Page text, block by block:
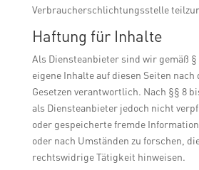
Verbraucherschlichtungsstelle
Haftung für Inhalte
Als Diensteanbieter sind wir gemäß §
eigene Inhalte auf diesen Seiten nach
Gesetzen verantwortlich. Nach §§ 8
als Diensteanbieter jedoch nicht
oder gespeicherte fremde
oder nach Umständen zu forschen,
rechtswidrige Tätigkeit hinweisen.